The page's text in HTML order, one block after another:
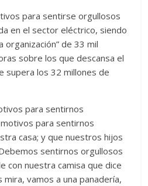
para sentirse orgullosos
en el sector eléctrico, siendo
organización” de 33 mil
sobre los que descansa el
supera los 32 millones de
para sentirnos
para sentirnos
casa; y que nuestros hijos
sentirnos orgullosos
con nuestra camisa que dice
vamos a una panadería,